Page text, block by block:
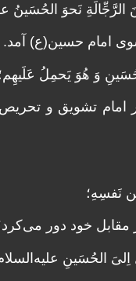
نَحوَ الحُسَینُ
سوی امام حسین(ع) آمد.
وَ هُوَ یَحمِلُ عَلَیهِم؛
امام تشویق و
نَفسِهِ؛
مقابل خود دور
اِلیَ الحُسَینِ